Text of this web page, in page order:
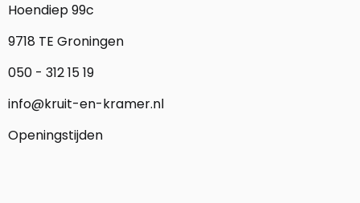
Hoendiep 99c
9718 TE Groningen
050 - 312 15 19
info@kruit-en-kramer.nl
Openingstijden